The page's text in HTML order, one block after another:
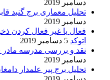
دسامبر 2019
تحلیل معماری برج گنبد
دسامبر 2019
اتوکد 5 دسامبر 2019
نقد و بررسی مدرسه مادر
دسامبر 2019
تحلیل برج پیر علمدار